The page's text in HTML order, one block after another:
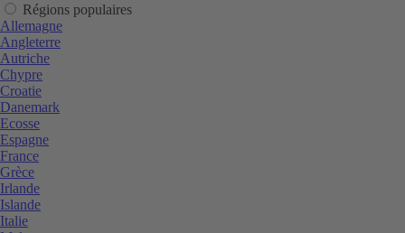
Régions populaires
Allemagne
Angleterre
Autriche
Chypre
Croatie
Danemark
Ecosse
Espagne
France
Grèce
Irlande
Islande
Italie